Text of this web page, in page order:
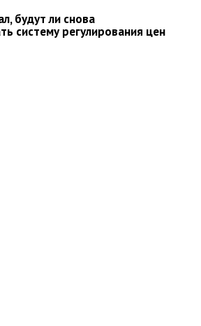
будут ли снова
систему регулирования цен